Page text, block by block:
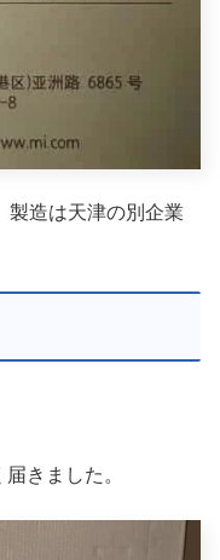
製造は天津の別企業
きました。